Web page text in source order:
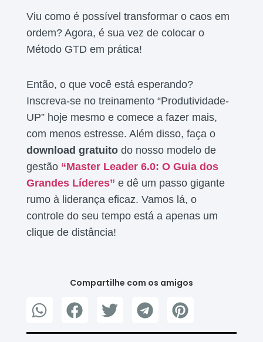
Viu como é possível transformar o caos em
ordem? Agora, é sua vez de colocar o
Método GTD em prática!
Então, o que você está esperando?
Inscreva-se no treinamento “Produtividade-
UP” hoje mesmo e comece a fazer mais,
com menos estresse. Além disso, faça o
download gratuitodo nosso modelo de
gestão “Master Leader 6.0: O Guia dos
Grandes Líderes” e dê um passo gigante
rumo à liderança eficaz. Vamos lá, o
controle do seu tempo está a apenas um
clique de distância!
Compartilhe com os amigos